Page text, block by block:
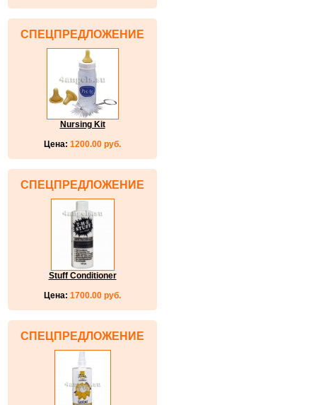
СПЕЦПРЕДЛОЖЕНИЕ
Nursing Kit
Цена: 1200.00 руб.
СПЕЦПРЕДЛОЖЕНИЕ
Stuff Conditioner
Цена: 1700.00 руб.
СПЕЦПРЕДЛОЖЕНИЕ